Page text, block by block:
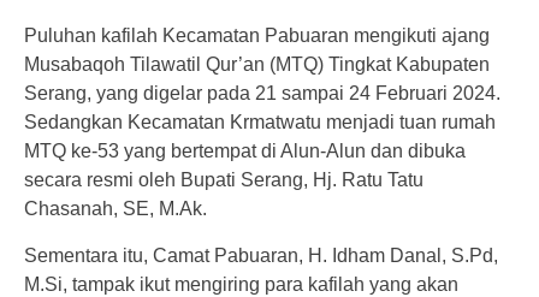
Puluhan kafilah Kecamatan Pabuaran mengikuti ajang
Musabaqoh Tilawatil Qur’an (MTQ) Tingkat Kabupaten
Serang, yang digelar pada 21 sampai 24 Februari 2024.
Sedangkan Kecamatan Krmatwatu menjadi tuan rumah
MTQ ke-53 yang bertempat di Alun-Alun dan dibuka
secara resmi oleh Bupati Serang, Hj. Ratu Tatu
Chasanah, SE, M.Ak.
Sementara itu, Camat Pabuaran, H. Idham Danal, S.Pd,
M.Si, tampak ikut mengiring para kafilah yang akan